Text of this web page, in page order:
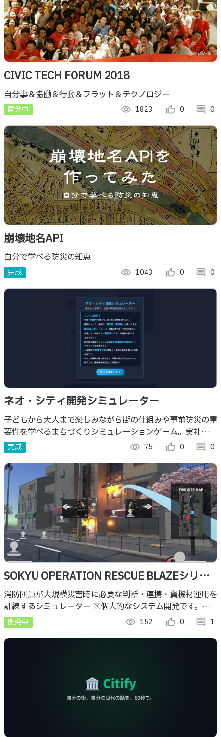
CIVIC TECH FORUM 2018
自分事＆協働＆行動＆フラット＆テクノロジー
開発中 visibility 1823 thumb_up_alt 0 comment 0
崩壊地名API
自分で学べる防災の知恵
完成 visibility 1043 thumb_up_alt 0 comment 0
ネオ・シティ開発シミュレーター
子どもから大人まで楽しみながら街の仕組みや事前防災の重
要性を学べるまちづくりシミュレーションゲーム。実社会に
即した相乗効果や一定確率で発生する災害などを通じ、現実
の地域社会への関心を養うことを目指す。
完成 visibility 75 thumb_up_alt 0 comment 0
SOKYU OPERATION RESCUE BLAZEシリー
ズ
消防団員が大規模災害時に必要な判断・連携・資機材運用を
訓練するシミュレーター ※個人的なシステム開発です。諸
問題のため配布はできません
開発中 visibility 152 thumb_up_alt 0 comment 1